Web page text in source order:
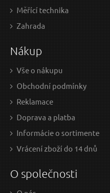
2.76 EUR bez DPH
na centrále
Měřící technika
Zahrada
Nákup
Vše o nákupu
Obchodní podmínky
Reklamace
Doprava a platba
Informácie o sortimente
Vrácení zboží do 14 dnů
O společnosti